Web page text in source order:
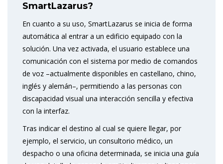
SmartLazarus?
En cuanto a su uso, SmartLazarus se inicia de forma
automática al entrar a un edificio equipado con la
solución. Una vez activada, el usuario establece una
comunicación con el sistema por medio de comandos
de voz –actualmente disponibles en castellano, chino,
inglés y alemán–, permitiendo a las personas con
discapacidad visual una interacción sencilla y efectiva
con la interfaz.
Tras indicar el destino al cual se quiere llegar, por
ejemplo, el servicio, un consultorio médico, un
despacho o una oficina determinada, se inicia una guía